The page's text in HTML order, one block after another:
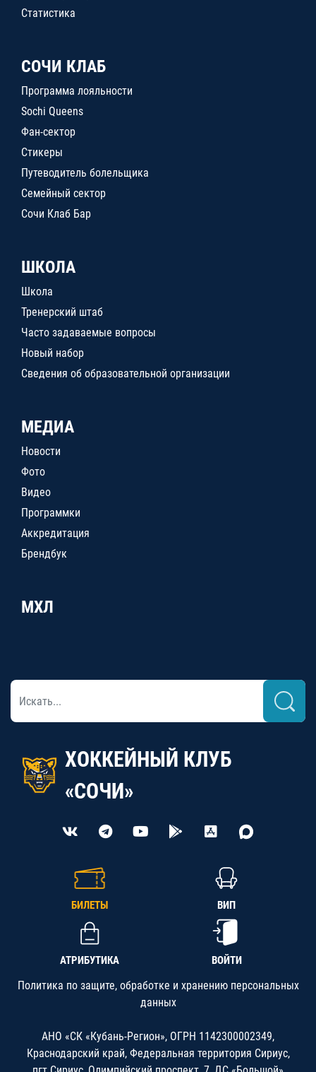
Статистика
СОЧИ КЛАБ
Программа лояльности
Sochi Queens
Фан-сектор
Стикеры
Путеводитель болельщика
Семейный сектор
Сочи Клаб Бар
ШКОЛА
Школа
Тренерский штаб
Часто задаваемые вопросы
Новый набор
Сведения об образовательной организации
МЕДИА
Новости
Фото
Видео
Программки
Аккредитация
Брендбук
МХЛ
ХОККЕЙНЫЙ КЛУБ
«СОЧИ»
БИЛЕТЫ ВИП
АТРИБУТИКА ВОЙТИ
Политика по защите, обработке и хранению персональных
данных
АНО «СК «Кубань-Регион», ОГРН 1142300002349,
Краснодарский край, Федеральная территория Сириус,